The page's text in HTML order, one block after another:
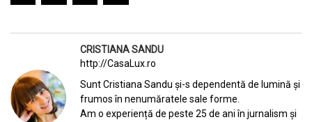
CRISTIANA SANDU
http://CasaLux.ro
Sunt Cristiana Sandu și-s dependentă de lumină și
frumos în nenumăratele sale forme.
Am o experiență de peste 25 de ani în jurnalism și